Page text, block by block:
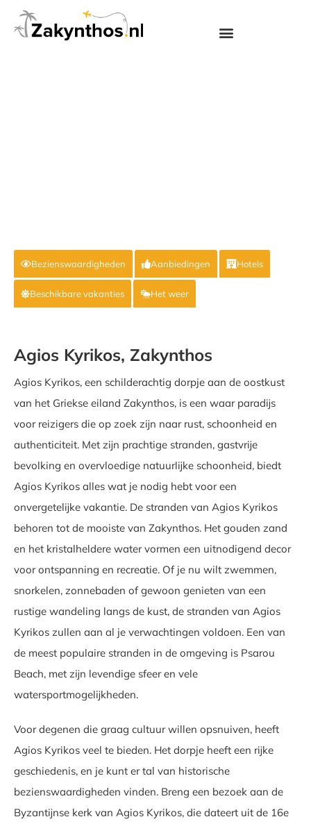
Bezienswaardigheden Aanbiedingen Hotels
Beschikbare vakanties Het weer
Agios Kyrikos, Zakynthos
Agios Kyrikos, een schilderachtig dorpje aan de oostkust
van het Griekse eiland Zakynthos, is een waar paradijs
voor reizigers die op zoek zijn naar rust, schoonheid en
authenticiteit. Met zijn prachtige stranden, gastvrije
bevolking en overvloedige natuurlijke schoonheid, biedt
Agios Kyrikos alles wat je nodig hebt voor een
onvergetelijke vakantie. De stranden van Agios Kyrikos
behoren tot de mooiste van Zakynthos. Het gouden zand
en het kristalheldere water vormen een uitnodigend decor
voor ontspanning en recreatie. Of je nu wilt zwemmen,
snorkelen, zonnebaden of gewoon genieten van een
rustige wandeling langs de kust, de stranden van Agios
Kyrikos zullen aan al je verwachtingen voldoen. Een van
de meest populaire stranden in de omgeving is Psarou
Beach, met zijn levendige sfeer en vele
watersportmogelijkheden.
Voor degenen die graag cultuur willen opsnuiven, heeft
Agios Kyrikos veel te bieden. Het dorpje heeft een rijke
geschiedenis, en je kunt er tal van historische
bezienswaardigheden vinden. Breng een bezoek aan de
Byzantijnse kerk van Agios Kyrikos, die dateert uit de 16e